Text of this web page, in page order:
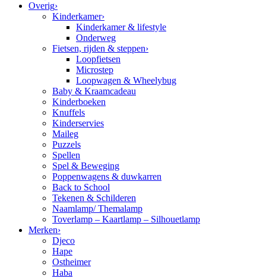
Overig›
Kinderkamer›
Kinderkamer & lifestyle
Onderweg
Fietsen, rijden & steppen›
Loopfietsen
Microstep
Loopwagen & Wheelybug
Baby & Kraamcadeau
Kinderboeken
Knuffels
Kinderservies
Maileg
Puzzels
Spellen
Spel & Beweging
Poppenwagens & duwkarren
Back to School
Tekenen & Schilderen
Naamlamp/ Themalamp
Toverlamp – Kaartlamp – Silhouetlamp
Merken›
Djeco
Hape
Ostheimer
Haba